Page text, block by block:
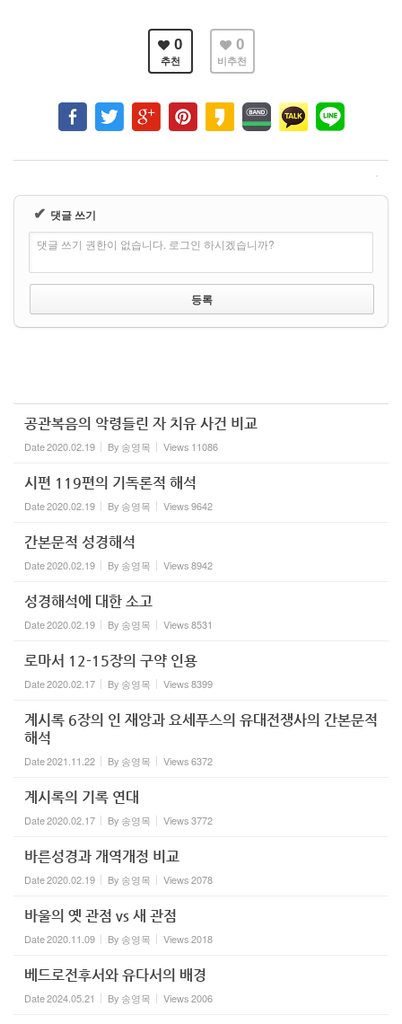
0
추천
0
비추천
✔ 댓글 쓰기
댓글 쓰기 권한이 없습니다. 로그인 하시겠습니까?
공관복음의 악령들린 자 치유 사건 비교
Date2020.02.19 By 송영목 Views 11086
시편 119편의 기독론적 해석
Date2020.02.19 By 송영목 Views9642
간본문적 성경해석
Date2020.02.19 By 송영목 Views8942
성경해석에 대한 소고
Date2020.02.19 By 송영목 Views8531
로마서 12-15장의 구약 인용
Date2020.02.17 By 송영목 Views8399
계시록 6장의 인 재앙과 요세푸스의 유대전쟁사의 간본문적
해석
Date2021.11.22 By 송영목 Views6372
계시록의 기록 연대
Date2020.02.17 By 송영목 Views3772
바른성경과 개역개정 비교
Date2020.02.19 By 송영목 Views2078
바울의 옛 관점 vs 새 관점
Date2020.11.09 By 송영목 Views2018
베드로전후서와 유다서의 배경
Date2024.05.21 By 송영목 Views2006